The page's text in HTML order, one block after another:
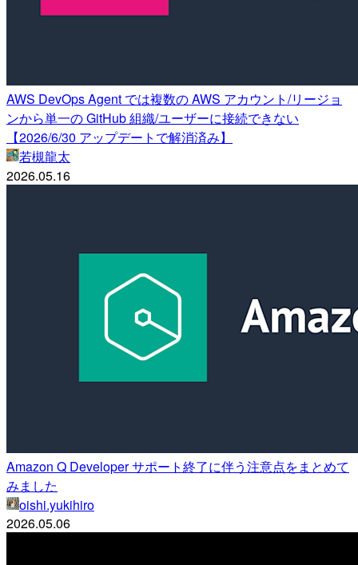
AWS DevOps Agent では複数の AWS アカウント/リージョ
ンから単一の GitHub 組織/ユーザーに接続できない
【2026/6/30 アップデートで解消済み】
若槻龍太
2026.05.16
Amazon Q Developer サポート終了に伴う注意点をまとめて
みました
oishi.yukihiro
2026.05.06